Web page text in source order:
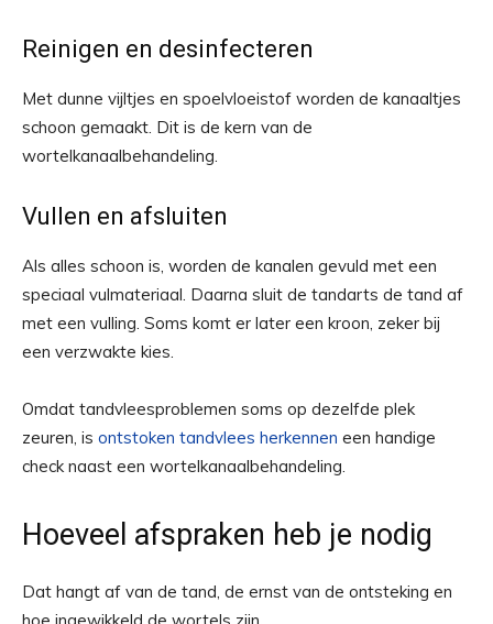
Reinigen en desinfecteren
Met dunne vijltjes en spoelvloeistof worden de kanaaltjes
schoon gemaakt. Dit is de kern van de
wortelkanaalbehandeling.
Vullen en afsluiten
Als alles schoon is, worden de kanalen gevuld met een
speciaal vulmateriaal. Daarna sluit de tandarts de tand af
met een vulling. Soms komt er later een kroon, zeker bij
een verzwakte kies.
Omdat tandvleesproblemen soms op dezelfde plek
zeuren, is ontstoken tandvlees herkennen een handige
check naast een wortelkanaalbehandeling.
Hoeveel afspraken heb je nodig
Dat hangt af van de tand, de ernst van de ontsteking en